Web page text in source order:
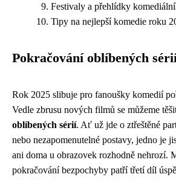
Festivaly a přehlídky
Tipy na nejlepší komedie roku
Pokračování oblíbených
Rok 2025 slibuje pro fanoušky komedií
Vedle zbrusu nových filmů se můžeme
oblíbených sérií. Ať už jde o ztřeštěné
nebo nezapomenutelné postavy, jedno je
ani doma u obrazovek rozhodně nehrozí.
pokračování bezpochyby patří třetí díl